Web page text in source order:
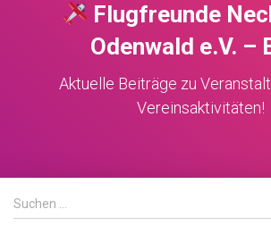
Flugfreunde
Odenwald e.V. –
Aktuelle Beiträge zu
Vereinsaktivitäten!
S
u
Suchen …